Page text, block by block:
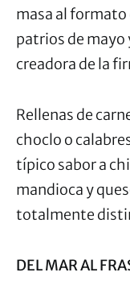
masa al
patrios de mayo
creadora de la
Rellenas de
choclo o
típico sabor a
mandioca y
totalmente
DEL MAR AL